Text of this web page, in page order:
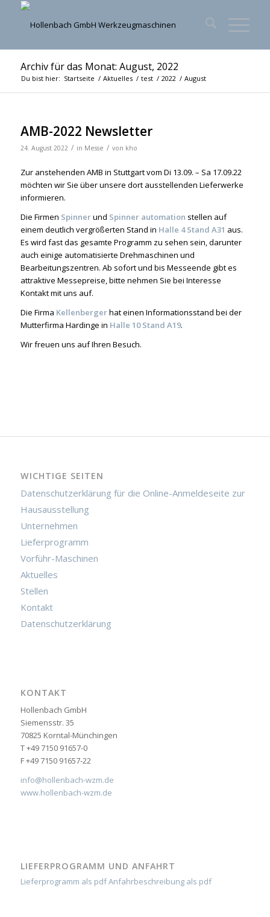
Archiv für das Monat: August, 2022
Du bist hier: Startseite / Aktuelles / test / 2022 / August
AMB-2022 Newsletter
24. August 2022 / in Messe / von kho
Zur anstehenden AMB in Stuttgart vom Di 13.09. – Sa 17.09.22
möchten wir Sie über unsere dort ausstellenden Lieferwerke
informieren.
Die Firmen Spinnerund Spinner automation stellen auf
einem deutlich vergrößerten Stand in Halle 4 Stand A31 aus.
Es wird fast das gesamte Programm zu sehen sein, darunter
auch einige automatisierte Drehmaschinen und
Bearbeitungszentren. Ab sofort und bis Messeende gibt es
attraktive Messepreise, bitte nehmen Sie bei Interesse
Kontakt mit uns auf.
Die Firma Kellenbergerhat einen Informationsstand bei der
Mutterfirma Hardinge in Halle 10 Stand A19.
Wir freuen uns auf Ihren Besuch.
WICHTIGE SEITEN
Datenschutzerklärung für die Online-Anmeldeseite zur
Hausausstellung
Unternehmen
Lieferprogramm
Vorführ-Maschinen
Aktuelles
Stellen
Kontakt
Datenschutzerklärung
KONTAKT
Hollenbach GmbH
Siemensstr. 35
70825 Korntal-Münchingen
T +49 7150 91657-0
F +49 7150 91657-22
info@hollenbach-wzm.de
www.hollenbach-wzm.de
LIEFERPROGRAMM UND ANFAHRT
Lieferprogramm als pdfAnfahrbeschreibung als pdf